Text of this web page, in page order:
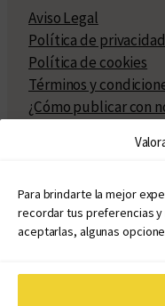
Para brindarte la mejor
recordar tus preferencias y
aceptarlas, algunas
Aviso Legal
Política de privacidad
Política de cookies
Términos y
¿Cómo publicar con
Políticas de
Políticas de
Atribuciones